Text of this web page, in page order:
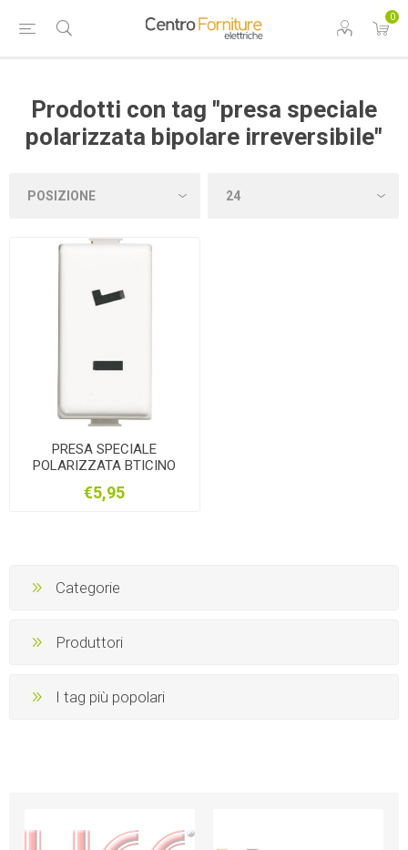
0
Prodotti con tag "presa speciale
polarizzata bipolare irreversibile"
PRESA SPECIALE
POLARIZZATA BTICINO
€5,95
Categorie
Produttori
I tag più popolari